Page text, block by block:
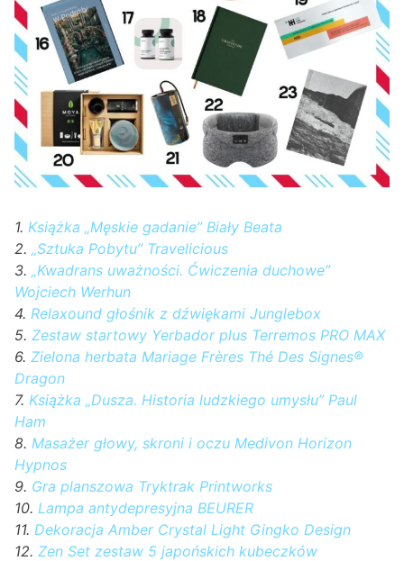
1. Książka „Męskie gadanie” Biały Beata
2. „Sztuka Pobytu” Travelicious
3. „Kwadrans uważności. Ćwiczenia duchowe”
Wojciech Werhun
4. Relaxound głośnik z dźwiękami Junglebox
5. Zestaw startowy Yerbador plus Terremos PRO MAX
6. Zielona herbata Mariage Frères Thé Des Signes®
Dragon
7. Książka „Dusza. Historia ludzkiego umysłu” Paul
Ham
8. Masażer głowy, skroni i oczu Medivon Horizon
Hypnos
9. Gra planszowa Tryktrak Printworks
10. Lampa antydepresyjna BEURER
11. Dekoracja Amber Crystal Light Gingko Design
12. Zen Set zestaw 5 japońskich kubeczków